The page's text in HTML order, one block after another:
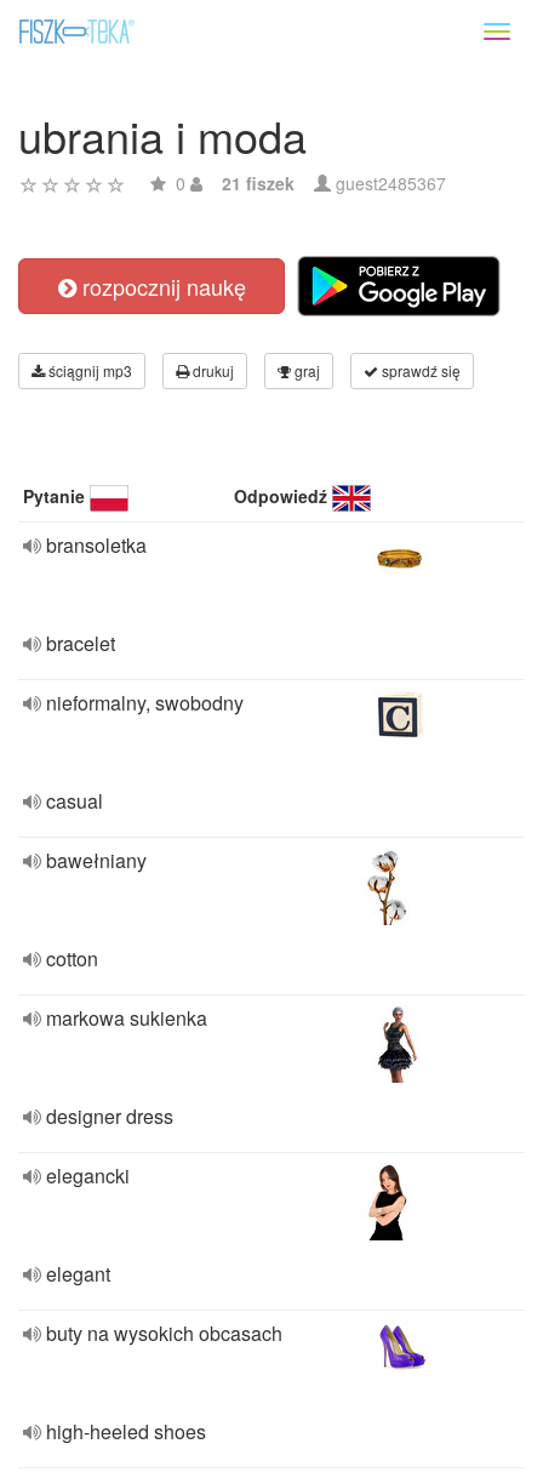
ubrania i moda
0 21 fiszek guest2485367
rozpocznij naukę
ściągnij mp3 drukuj graj sprawdź się
Pytanie Odpowiedź
bransoletka
bracelet
nieformalny, swobodny
casual
bawełniany
cotton
markowa sukienka
designer dress
elegancki
elegant
buty na wysokich obcasach
high-heeled shoes